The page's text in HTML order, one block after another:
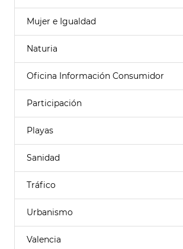
Mujer e Igualdad
Naturia
Oficina Información Consumidor
Participación
Playas
Sanidad
Tráfico
Urbanismo
Valencia